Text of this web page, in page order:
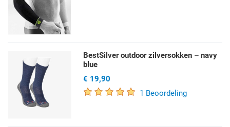
BestSilver outdoor zilversokken – navy
blue
€ 19,90
1 Beoordeling